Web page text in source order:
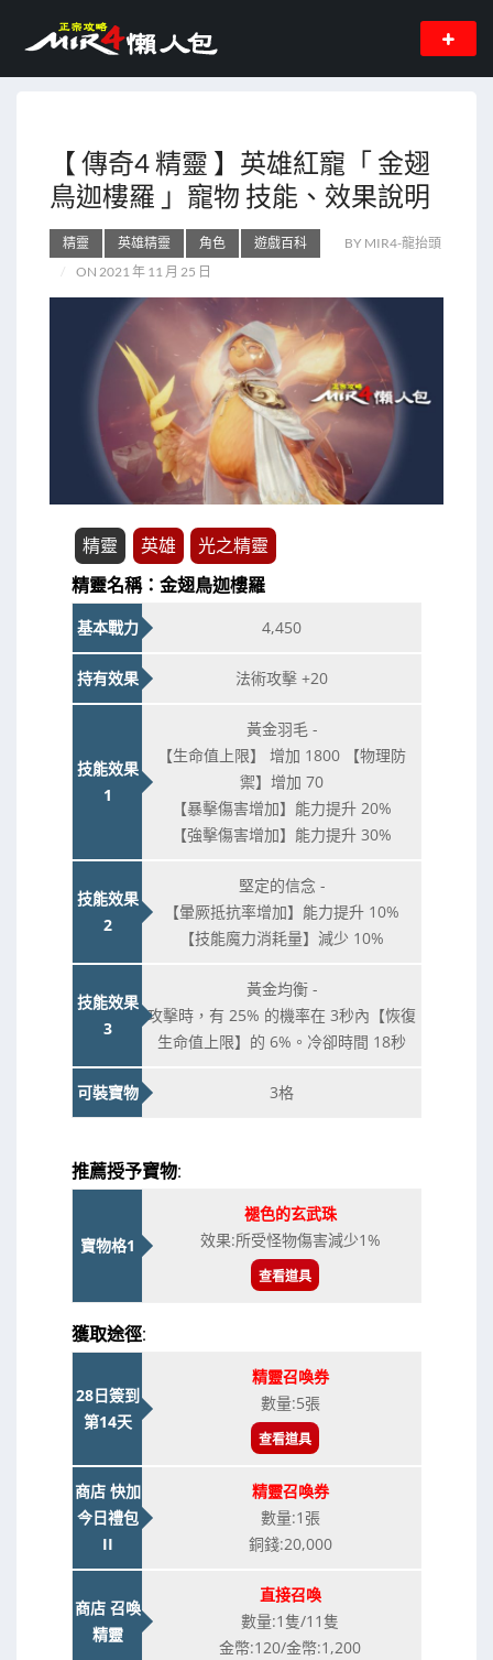
【 傳奇4 精靈 】英雄紅寵「 金翅
鳥迦樓羅 」寵物 技能、效果說明
精靈 英雄精靈 角色 遊戲百科
BY MIR4-龍抬頭
ON 2021 年 11 月 25 日
精靈 英雄 光之精靈
精靈名稱：金翅鳥迦樓羅
基本戰力
4,450
持有效果 法術攻擊 +20
技能效果
1
黃金羽毛 -
【生命值上限】 增加 1800 【物理防
禦】增加 70
【暴擊傷害增加】能力提升 20%
【強擊傷害增加】能力提升 30%
技能效果
2
堅定的信念 -
【暈厥抵抗率增加】能力提升 10%
【技能魔力消耗量】減少 10%
技能效果
3
黃金均衡 -
攻擊時，有 25% 的機率在 3秒內【恢復
生命值上限】的 6%。冷卻時間 18秒
可裝寶物 3格
推薦授予寶物:
寶物格1
褪色的玄武珠
效果:所受怪物傷害減少1%
查看道具
獲取途徑:
28日簽到
第14天
精靈召喚券
數量:5張
查看道具
商店 快加
今日禮包
II
精靈召喚券
數量:1張
銅錢:20,000
商店 召喚
精靈
直接召喚
數量:1隻/11隻
金幣:120/金幣:1,200